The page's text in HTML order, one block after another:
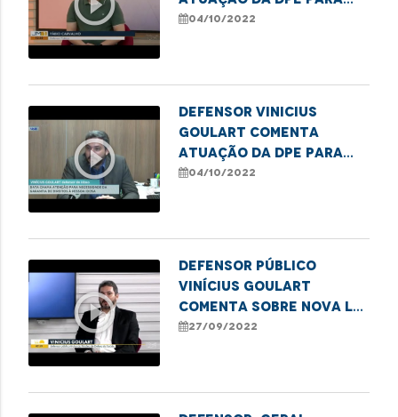
garantir direitos dos
04/10/2022
play_circle_outline
Defensor Vinicius
Goulart comenta
atuação da DPE para
garantir direitos dos
04/10/2022
play_circle_outline
Defensor público
Vinícius Goulart
comenta sobre nova lei
referente ao rol
27/09/2022